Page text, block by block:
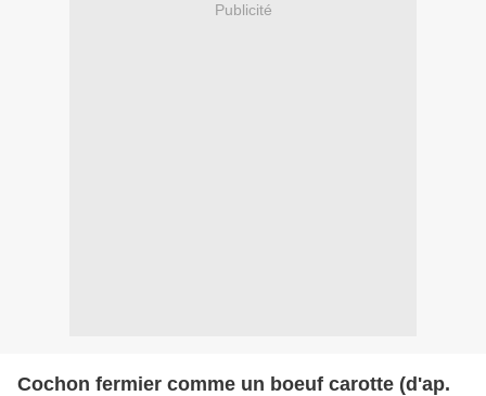
Publicité
Cochon fermier comme un boeuf carotte (d'ap.